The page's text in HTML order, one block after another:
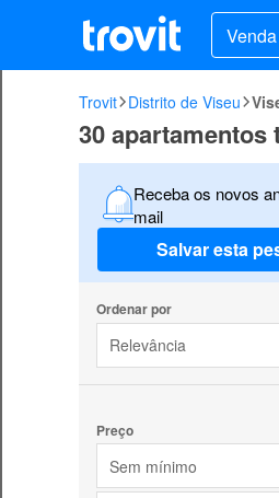
Venda
Trovit Distrito de Viseu
30 apartamentos
Receba os novos
mail
Salvar esta
Ordenar por
Relevância
Preço
Sem mínimo